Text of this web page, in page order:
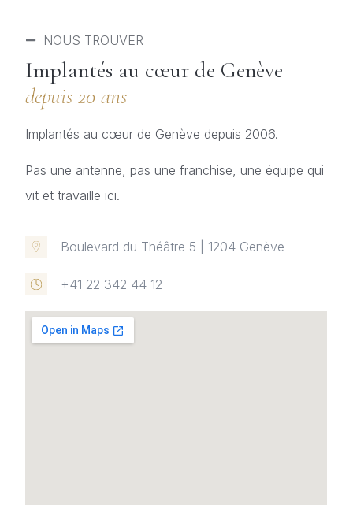
NOUS TROUVER
Implantés au cœur de Genève
depuis 20 ans
Implantés au cœur de Genève depuis 2006.
Pas une antenne, pas une franchise, une équipe qui
vit et travaille ici.
Boulevard du Théâtre 5 | 1204 Genève
+41 22 342 44 12